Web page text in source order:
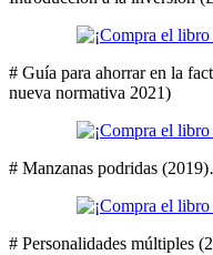
# Guía para ahorrar en la
nueva normativa 2021)
# Manzanas podridas
# Personalidades múltiples